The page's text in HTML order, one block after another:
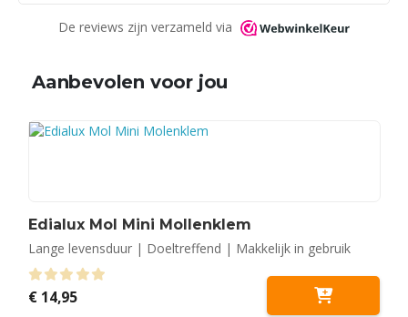
De reviews zijn verzameld via
Aanbevolen voor jou
Edialux Mol Mini Mollenklem
Lange levensduur | Doeltreffend | Makkelijk in gebruik
0 out of 5
€14,95